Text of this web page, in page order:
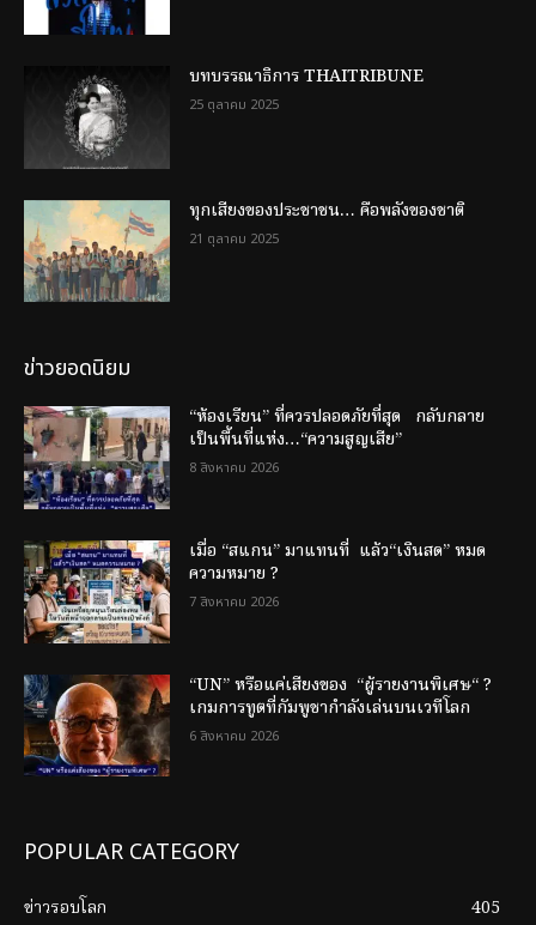
บทบรรณาธิการ THAITRIBUNE
25 ตุลาคม 2025
ทุกเสียงของประชาชน… คือพลังของชาติ
21 ตุลาคม 2025
ข่าวยอดนิยม
“ห้องเรียน” ที่ควรปลอดภัยที่สุด กลับกลาย
เป็นพื้นที่แห่ง…“ความสูญเสีย”
8 สิงหาคม 2026
เมื่อ “สแกน” มาแทนที่ แล้ว“เงินสด” หมด
ความหมาย ?
7 สิงหาคม 2026
“UN” หรือแค่เสียงของ “ผู้รายงานพิเศษ“ ?
เกมการทูตที่กัมพูชากำลังเล่นบนเวทีโลก
6 สิงหาคม 2026
POPULAR CATEGORY
ข่าวรอบโลก
405